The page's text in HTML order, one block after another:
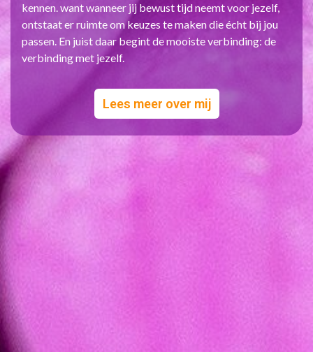
kennen. want wanneer jij bewust tijd neemt voor jezelf,
ontstaat er ruimte om keuzes te maken die écht bij jou
passen. En juist daar begint de mooiste verbinding: de
verbinding met jezelf.
Lees meer over mij